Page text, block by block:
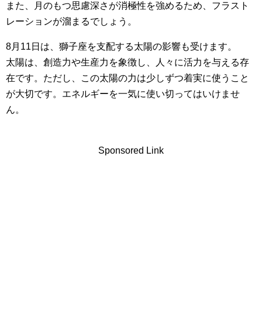
また、月のもつ思慮深さが消極性を強めるため、フラスト
レーションが溜まるでしょう。
8月11日は、獅子座を支配する太陽の影響も受けます。
太陽は、創造力や生産力を象徴し、人々に活力を与える存
在です。ただし、この太陽の力は少しずつ着実に使うこと
が大切です。エネルギーを一気に使い切ってはいけませ
ん。
Sponsored Link